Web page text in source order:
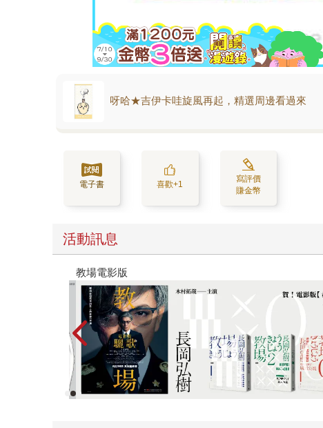
呀哈★吉伊卡哇旋風再起，精選周邊看過來
電子書 喜歡+1
寫評價
賺金幣
活動訊息
時報經典展69折起